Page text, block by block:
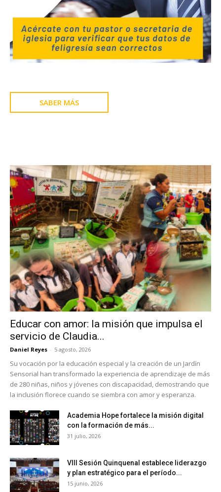
SABER MÁS
Educar con amor: la misión que impulsa el
servicio de Claudia...
Daniel Reyes - 5 agosto, 2026
Su vocación por la educación especial y la creación de un Jardín
Sensorial han transformado la experiencia de aprendizaje de más
de 280 niñas, niños y jóvenes con discapacidad, demostrando que
la inclusión florece cuando se siembra con amor y esperanza.
Academia Hope fortalece la misión digital
con la formación de más...
31 julio, 2026
VIII Sesión Quinquenal establece liderazgo
y plan estratégico para el período...
15 junio, 2026